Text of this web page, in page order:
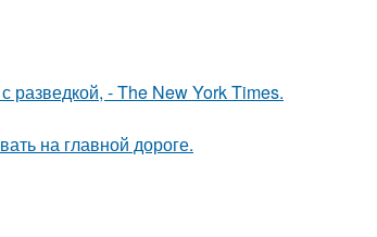
разведкой, - The New York Times.
на главной дороге.